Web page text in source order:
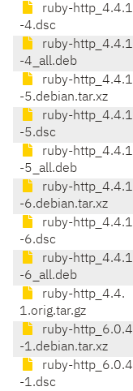
ruby-http_4.4.1
-4.dsc
ruby-http_4.4.1
-4_all.deb
ruby-http_4.4.1
-5.debian.tar.xz
ruby-http_4.4.1
-5.dsc
ruby-http_4.4.1
-5_all.deb
ruby-http_4.4.1
-6.debian.tar.xz
ruby-http_4.4.1
-6.dsc
ruby-http_4.4.1
-6_all.deb
ruby-http_4.4.
1.orig.tar.gz
ruby-http_6.0.4
-1.debian.tar.xz
ruby-http_6.0.4
-1.dsc